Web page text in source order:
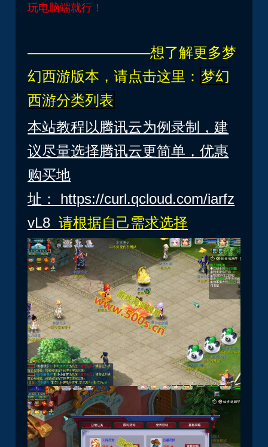
玩电脑端就行！
————————–想了解更多梦
幻西游版本，请点击这里： 梦幻
西游分类列表
本站教程以腾讯云为例录制，建
议尽量选择腾讯云更简单，优惠
购买地
址： https://curl.qcloud.com/iarfz
vL8 请根据自己需求选择